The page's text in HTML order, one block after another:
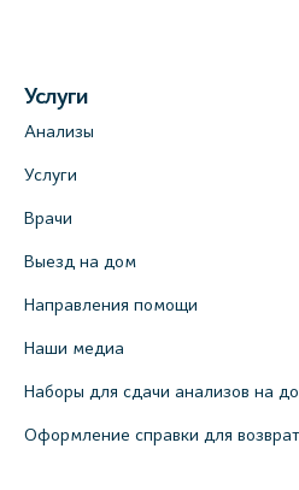
Услуги
Анализы
Услуги
Врачи
Выезд на дом
Направления помощи
Наши медиа
Наборы для сдачи анализов на
Оформление справки для